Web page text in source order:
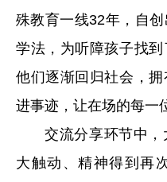
殊教育一线32年，自
学法，为听障孩子找
他们逐渐回归社会，
进事迹，让在场的每一
交流分享环节中
大触动、精神得到再